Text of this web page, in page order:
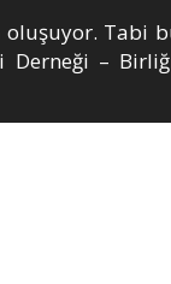
Tabi
Derneği –